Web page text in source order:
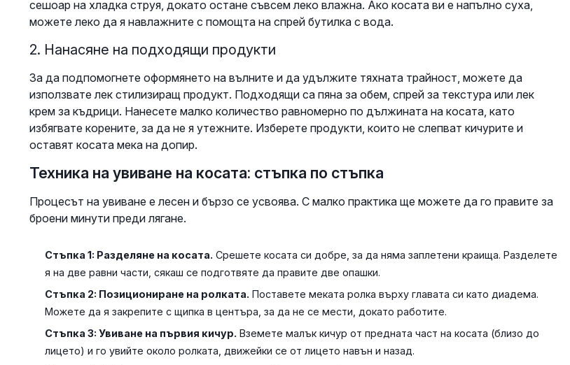
сешоар на хладка струя, докато остане съвсем леко влажна. Ако косата ви е напълно суха,
можете леко да я навлажните с помощта на спрей бутилка с вода.
2. Нанасяне на подходящи продукти
За да подпомогнете оформянето на вълните и да удължите тяхната трайност, можете да
използвате лек стилизиращ продукт. Подходящи са пяна за обем, спрей за текстура или лек
крем за къдрици. Нанесете малко количество равномерно по дължината на косата, като
избягвате корените, за да не я утежните. Изберете продукти, които не слепват кичурите и
оставят косата мека на допир.
Техника на увиване на косата: стъпка по стъпка
Процесът на увиване е лесен и бързо се усвоява. С малко практика ще можете да го правите за
броени минути преди лягане.
Стъпка 1: Разделяне на косата. Срешете косата си добре, за да няма заплетени краища. Разделете
я на две равни части, сякаш се подготвяте да правите две опашки.
Стъпка 2: Позициониране на ролката. Поставете меката ролка върху главата си като диадема.
Можете да я закрепите с щипка в центъра, за да не се мести, докато работите.
Стъпка 3: Увиване на първия кичур. Вземете малък кичур от предната част на косата (близо до
лицето) и го увийте около ролката, движейки се от лицето навън и назад.